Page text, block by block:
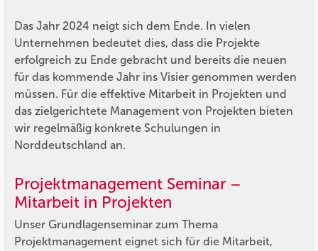
Das Jahr 2024 neigt sich dem Ende. In vielen
Unternehmen bedeutet dies, dass die Projekte
erfolgreich zu Ende gebracht und bereits die neuen
für das kommende Jahr ins Visier genommen werden
müssen. Für die effektive Mitarbeit in Projekten und
das zielgerichtete Management von Projekten bieten
wir regelmäßig konkrete Schulungen in
Norddeutschland an.
Projektmanagement Seminar –
Mitarbeit in Projekten
Unser Grundlagenseminar zum Thema
Projektmanagement eignet sich für die Mitarbeit,